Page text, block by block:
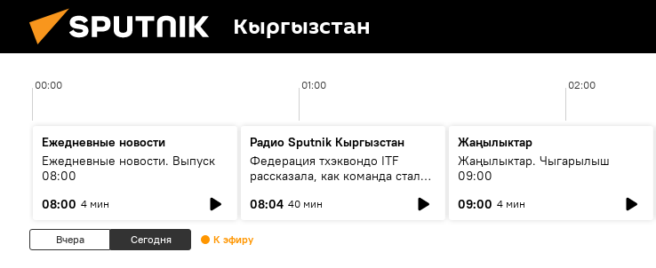
Кыргызстан
00:00 01:00 02:00
Ежедневные новости
Ежедневные новости. Выпуск
08:00
08:00 4 мин
Радио Sputnik Кыргызстан
Федерация тхэквондо ITF
рассказала, как команда стала
08:04 40 мин
Жаңылыктар
Жаңылыктар. Чыгарылыш
09:00
09:00 4 мин
Вчера Сегодня К эфиру